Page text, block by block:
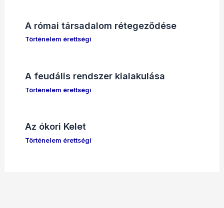
A római társadalom rétegeződése
Történelem érettségi
A feudális rendszer kialakulása
Történelem érettségi
Az ókori Kelet
Történelem érettségi